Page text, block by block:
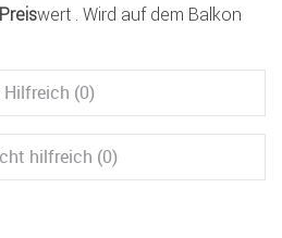
Preiswert . Wird auf dem Balkon
Hilfreich (0)
hilfreich (0)